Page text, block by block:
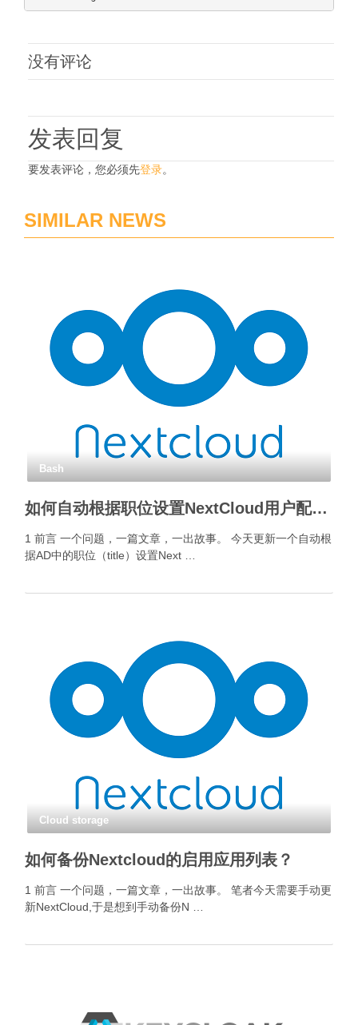
没有评论
发表回复
要发表评论，您必须先登录。
SIMILAR NEWS
Bash
如何自动根据职位设置NextCloud用户配额？
1 前言 一个问题，一篇文章，一出故事。 今天更新一个自动根
据AD中的职位（title）设置Next …
Cloud storage
如何备份Nextcloud的启用应用列表？
1 前言 一个问题，一篇文章，一出故事。 笔者今天需要手动更
新NextCloud,于是想到手动备份N …